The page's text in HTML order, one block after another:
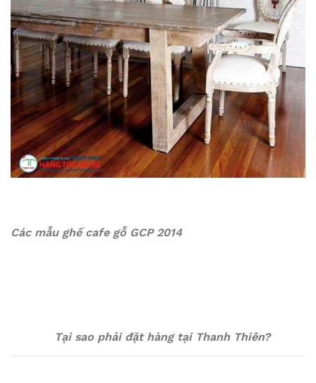
Các mẫu ghế cafe gỗ GCP 2014
Tại sao phải đặt hàng tại Thanh Thiên?